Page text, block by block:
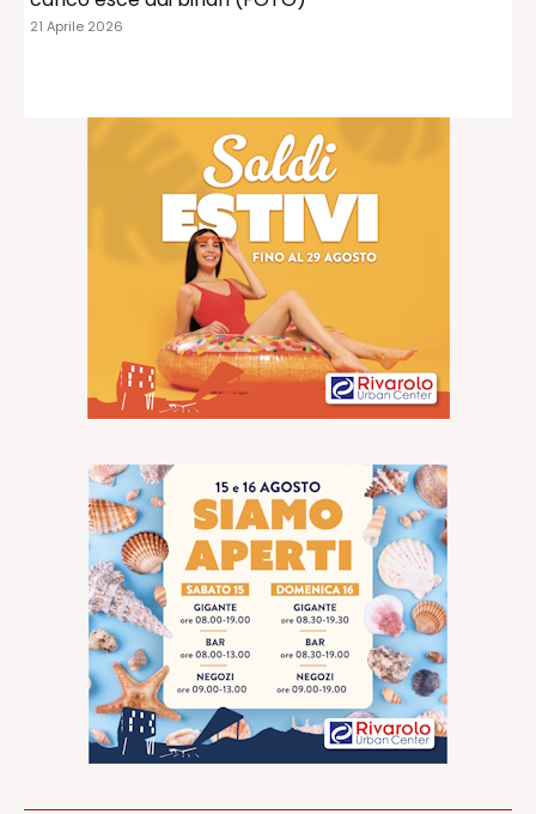
21 Aprile 2026